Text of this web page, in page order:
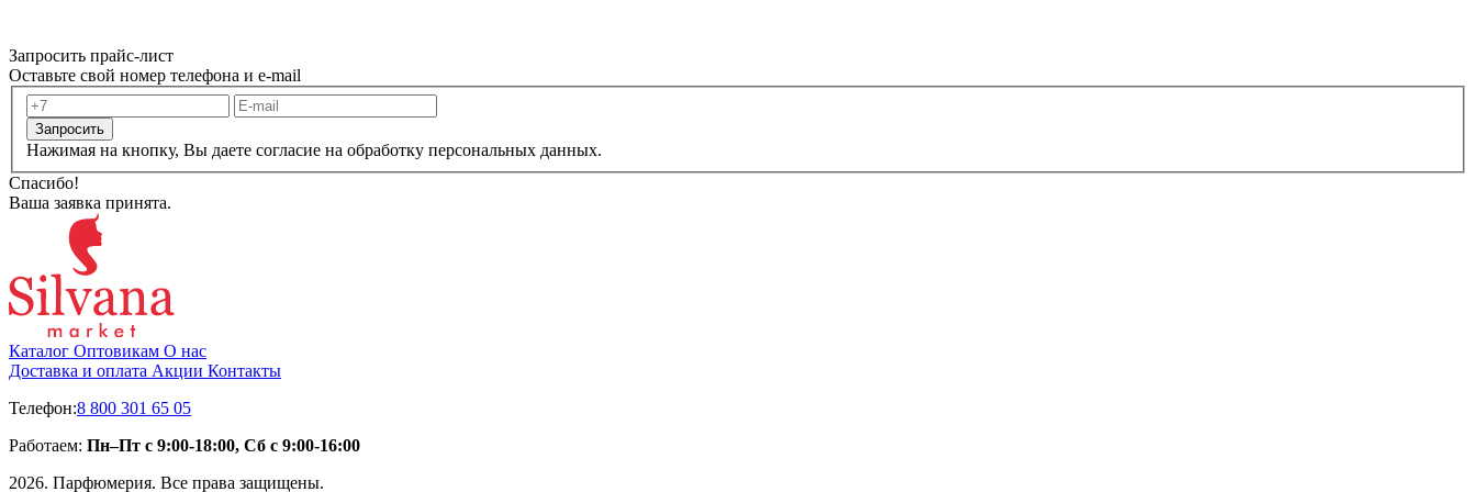
Запросить прайс-лист
Оставьте свой номер телефона и e-mail
Запросить
Нажимая на кнопку, Вы даете согласие на обработку персональных данных.
Спасибо!
Ваша заявка принята.
Каталог Оптовикам О нас
Доставка и оплата Акции Контакты
Телефон:8 800 301 65 05
Работаем: Пн–Пт с 9:00-18:00, Сб с 9:00-16:00
2026. Парфюмерия. Все права защищены.